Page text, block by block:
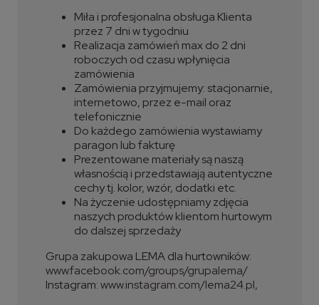
Miła i profesjonalna obsługa Klienta
przez 7 dni w tygodniu
Realizacja zamówień max do 2 dni
roboczych od czasu wpłynięcia
zamówienia
Zamówienia przyjmujemy: stacjonarnie,
internetowo, przez e-mail oraz
telefonicznie
Do każdego zamówienia wystawiamy
paragon lub fakturę
Prezentowane materiały są naszą
własnością i przedstawiają autentyczne
cechy tj. kolor, wzór, dodatki etc.
Na życzenie udostępniamy zdjęcia
naszych produktów klientom hurtowym
do dalszej sprzedaży
Grupa zakupowa LEMA dla hurtowników:
www.facebook.com/groups/grupalema/
Instagram:www.instagram.com/lema24.pl,